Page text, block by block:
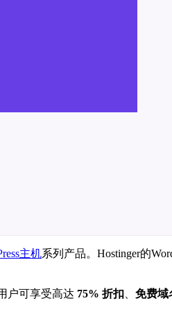
主机系列产品。Hostinger的
户可享受高达 75% 折扣 免费域